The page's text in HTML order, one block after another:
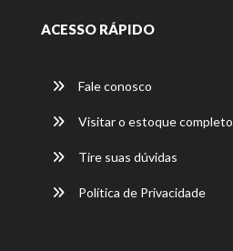
ACESSO RÁPIDO
Fale conosco
Visitar o estoque completo
Tire suas dúvidas
Política de Privacidade